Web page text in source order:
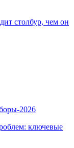
столбур, чем он
2026
ключевые